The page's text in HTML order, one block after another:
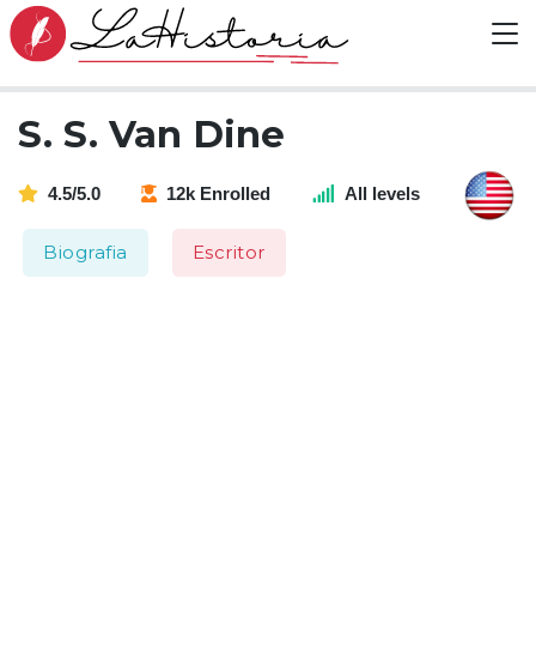
S. S. Van Dine
4.5/5.0 12k Enrolled All levels
Biografia Escritor